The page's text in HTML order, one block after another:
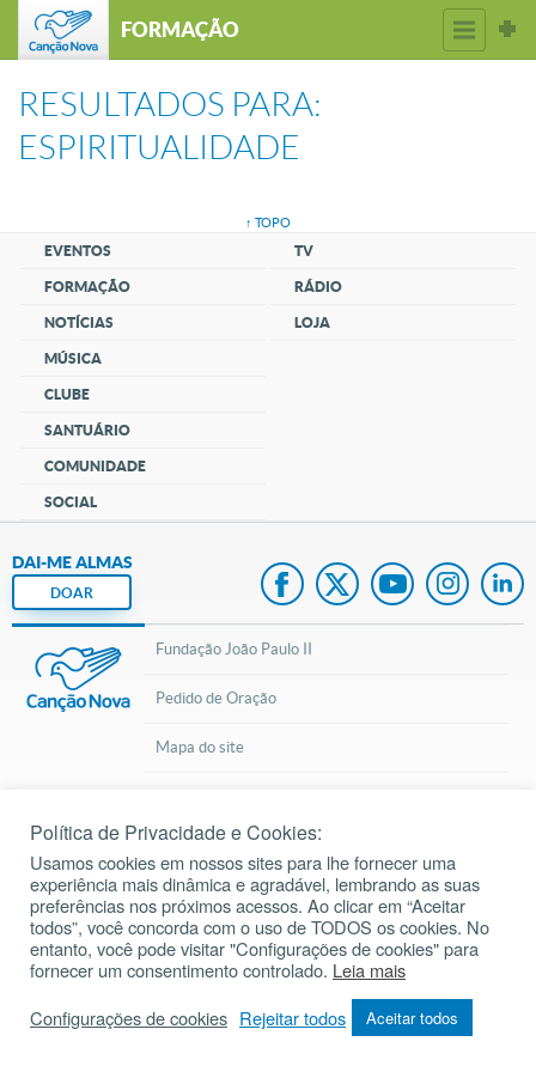
FORMAÇÃO
RESULTADOS PARA:
ESPIRITUALIDADE
↑ TOPO
EVENTOS
FORMAÇÃO
NOTÍCIAS
MÚSICA
CLUBE
SANTUÁRIO
COMUNIDADE
SOCIAL
TV
RÁDIO
LOJA
DAI-ME ALMAS
DOAR
Fundação João Paulo II
Pedido de Oração
Mapa do site
cancaonova.com © 2002 – 2026Todos os direitos reservados.
Política de Privacidade e Cookies:
Usamos cookies em nossos sites para lhe fornecer uma
experiência mais dinâmica e agradável, lembrando as suas
preferências nos próximos acessos. Ao clicar em “Aceitar
todos”, você concorda com o uso de TODOS os cookies. No
entanto, você pode visitar "Configurações de cookies" para
fornecer um consentimento controlado. Leia mais
Configurações de cookies Rejeitar todos Aceitar todos